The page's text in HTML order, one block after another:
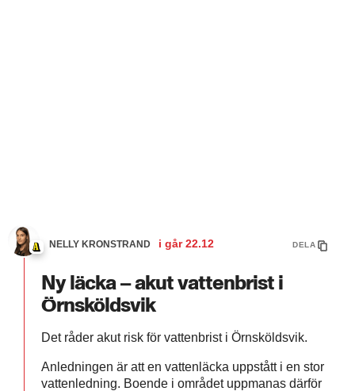
NELLY KRONSTRAND i går 22.12 DELA
Ny läcka – akut vattenbrist i
Örnsköldsvik
Det råder akut risk för vattenbrist i Örnsköldsvik.
Anledningen är att en vattenläcka uppstått i en stor
vattenledning. Boende i området uppmanas därför